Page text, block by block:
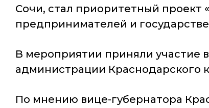
Сочи, стал приоритетный проект
предпринимателей и
В мероприятии приняли участие
администрации Краснодарского
По мнению вице-губернатора